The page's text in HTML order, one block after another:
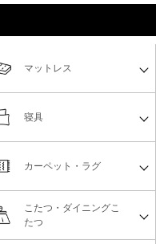
マットレス
寝具
カーペット・ラグ
こたつ・ダイニングこ
たつ